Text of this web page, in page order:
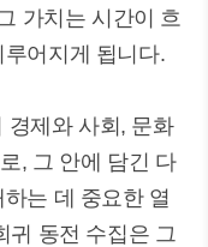
가치는 시간이 흐
어지게 됩니다.
경제와 사회, 문화
, 그 안에 담긴 다
는 데 중요한 열
귀 동전 수집은 그